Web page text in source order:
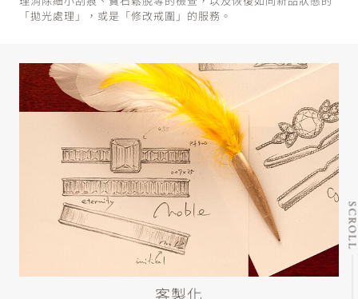
「拋光處理」，或是「修改戒圍」的服務。